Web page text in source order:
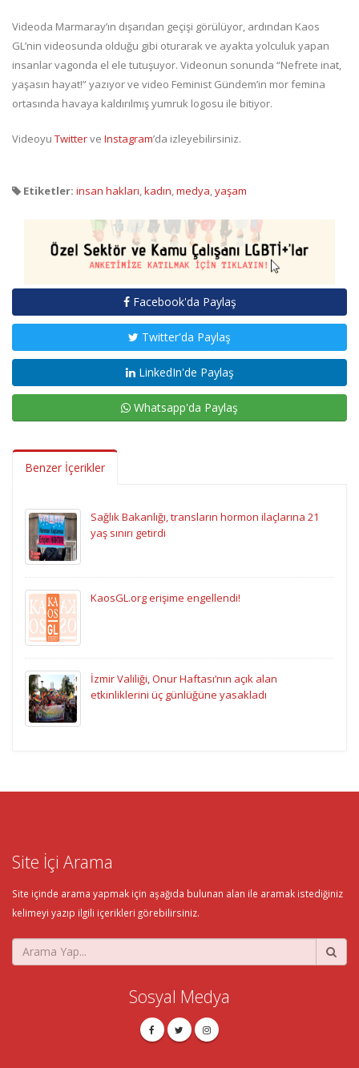
Videoda Marmaray’ın dışarıdan geçişi görülüyor, ardından Kaos
GL’nin videosunda olduğu gibi oturarak ve ayakta yolculuk yapan
insanlar vagonda el ele tutuşuyor. Videonun sonunda “Nefrete inat,
yaşasın hayat!” yazıyor ve video Feminist Gündem’in mor femina
ortasında havaya kaldırılmış yumruk logosu ile bitiyor.
Videoyu Twitterve Instagram’da izleyebilirsiniz.
Etiketler: insan hakları,kadın,medya,yaşam
Facebook'da Paylaş
Twitter'da Paylaş
LinkedIn'de Paylaş
Whatsapp'da Paylaş
Benzer İçerikler
Sağlık Bakanlığı, transların hormon ilaçlarına 21
yaş sınırı getirdi
KaosGL.org erişime engellendi!
İzmir Valiliği, Onur Haftası’nın açık alan
etkinliklerini üç günlüğüne yasakladı
Site İçi Arama
Site içinde arama yapmak için aşağıda bulunan alan ile aramak istediğiniz
kelimeyi yazıp ilgili içerikleri görebilirsiniz.
Sosyal Medya